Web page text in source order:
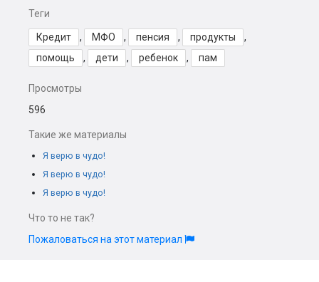
Теги
Кредит , МФО , пенсия , продукты
,
помощь
, дети , ребенок , пам
Просмотры
596
Такие же материалы
Я верю в чудо!
Я верю в чудо!
Я верю в чудо!
Что то не так?
Пожаловаться на этот материал